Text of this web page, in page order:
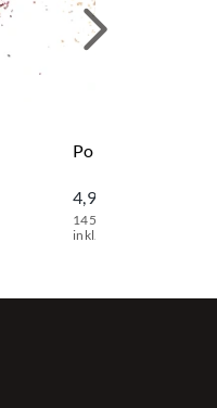
Porridge Topping
4,95 €
145,59 € pro 1 kg
inkl. gesetzl. MwSt.